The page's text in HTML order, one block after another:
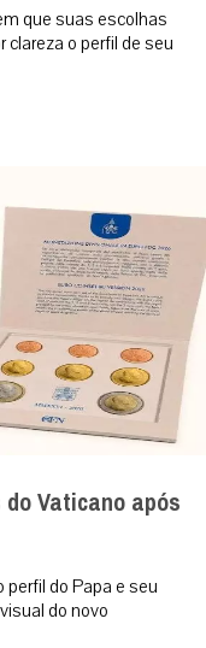
que suas escolhas
o perfil de seu
Vaticano após
do Papa e seu
do novo